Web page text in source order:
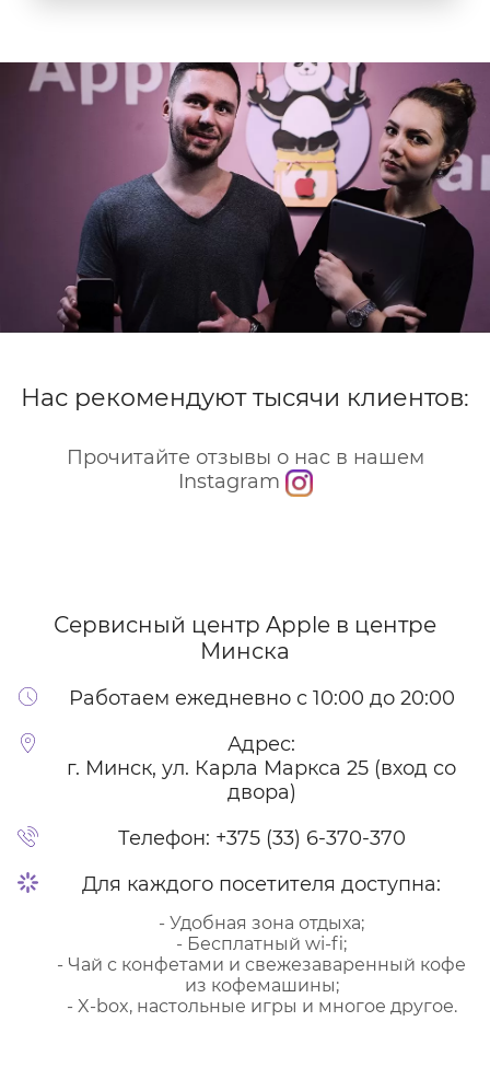
Нас рекомендуют тысячи клиентов:
Прочитайте отзывы о нас в нашем
Instagram
Сервисный центр Apple в центре
Минска
Работаем ежедневно с 10:00 до 20:00
Адрес:
г. Минск, ул. Карла Маркса 25 (вход со
двора)
Телефон: +375 (33) 6-370-370
Для каждого посетителя доступна:
- Удобная зона отдыха;
- Бесплатный wi-fi;
- Чай с конфетами и свежезаваренный кофе
из кофемашины;
- X-box, настольные игры и многое другое.